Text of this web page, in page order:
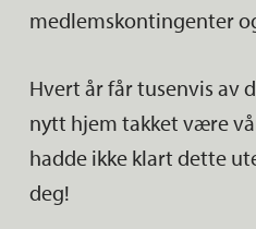
medlemskontingenter
Hvert år får tusenvis av
nytt hjem takket være
hadde ikke klart dette
deg!